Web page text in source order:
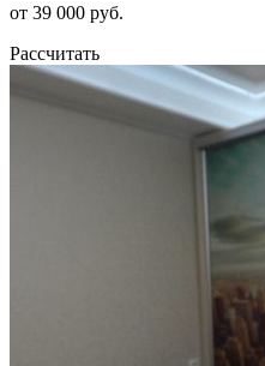
от 39 000 руб.
Рассчитать